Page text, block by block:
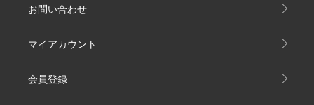
お問い合わせ
マイアカウント
会員登録